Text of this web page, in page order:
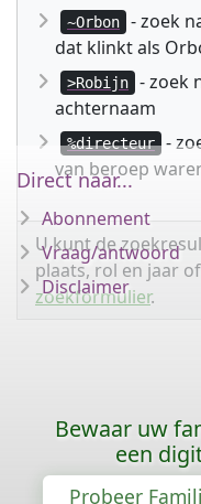
~Orbon
- zoek
dat klinkt als
>Robijn
- zoek
achternaam
%directeur
-
van beroep
U kunt de
plaats, rol en jaar
zoekformulier.
Direct naar...
Abonnement
Vraag/antwoord
Disclaimer
Bewaar uw
een
Probeer